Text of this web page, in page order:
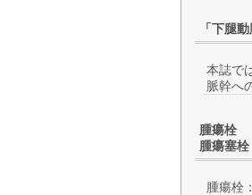
「下腿
本誌で
脈幹へ
腫瘍栓
腫瘍塞栓
腫瘍栓